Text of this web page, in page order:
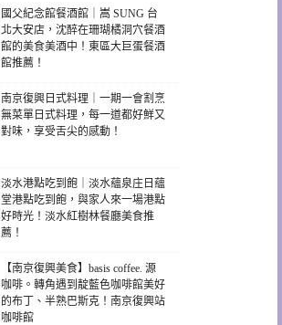
國父紀念館餐酒館｜嵩 SUNG 台
北大安店，沈醉在珊瑚橘洞穴餐酒
館的美食美酒中！東區大巨蛋餐酒
館推薦！
南京復興日式料理｜一期一會割烹
無菜單日式料理，每一道都好鮮又
對味，享受舌尖的感動！
淡水港點吃到飽｜淡水蘊泉庄日蘊
堂港點吃到飽，與家人來一場港點
好時光！淡水紅樹林餐廳美食推
薦！
【南京復興美食】basis coffee. 源
咖啡。轉角遇到靛藍色咖啡館美好
的布丁、半熟巴斯克！南京復興站
咖啡館